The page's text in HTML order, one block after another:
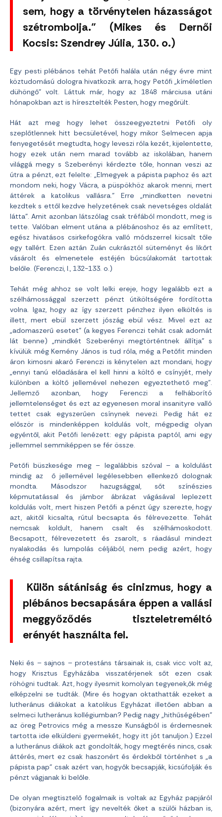
sem, hogy a törvénytelen házasságot
szétrombolja.” (Mikes és Dernői
Kocsis: Szendrey Júlia, 130. o.)
Egy pesti plébános tehát Petőfi halála után négy évre mint
köztudomású dologra hivatkozik arra, hogy Petőfi „kíméletlen
dühöngő” volt. Láttuk már, hogy az 1848 márciusa utáni
hónapokban azt is híresztelték Pesten, hogy megőrült.
Hát azt meg hogy lehet összeegyeztetni Petőfi oly
szeplőtlennek hitt becsületével, hogy mikor Selmecen apja
fenyegetését megtudta, hogy leveszi róla kezét, kijelentette,
hogy ezek után nem marad tovább az iskolában, hanem
világgá megy s Szeberényi kérdezte tőle, honnan veszi az
útra a pénzt, ezt felelte: „Elmegyek a pápista paphoz és azt
mondom neki, hogy Vácra, a püspökhöz akarok menni, mert
áttérek a katolikus vallásra.” Erre „mindketten nevetni
kezdtek s ettől kezdve helyzetének csak nevetséges oldalát
látta”. Amit azonban látszólag csak tréfából mondott, meg is
tette. Valóban elment utána a plébánoshoz és az említett,
egész hivatásos csirkefogókra valló módszerrel kicsalt tőle
egy tallért. Ezen aztán Zuán cukrásztól süteményt és likőrt
vásárolt és elmenetele estéjén búcsúlakomát tartottak
belőle. (Ferenczi, I., 132-133. o.)
Tehát még ahhoz se volt lelki ereje, hogy legalább ezt a
szélhámossággal szerzett pénzt útiköltségére fordította
volna. Igaz, hogy az így szerzett pénzhez ilyen elköltés is
illett, mert ebül szerzett jószág ebül vész. Mivel ezt az
„adomaszerű esetet” (a kegyes Ferenczi tehát csak adomát
lát benne) „mindkét Szeberényi megtörténtnek állítja” s
kívülük még Kemény János is tud róla, még a Petőfit minden
áron kimosni akaró Ferenczi is kénytelen azt mondani, hogy
„ennyi tanú előadására el kell hinni a költő e csínyjét, mely
különben a költő jellemével nehezen egyeztethető meg”.
Jellemző azonban, hogy Ferenczi a felháborító
jellemtelenséget és ezt az egyenesen moral insanityre valló
tettet csak egyszerűen csínynek nevezi. Pedig hát ez
először is mindenképpen koldulás volt, mégpedig olyan
egyéntől, akit Petőfi lenézett: egy pápista paptól, ami egy
jellemmel semmiképpen se fér össze.
Petőfi büszkesége meg – legalábbis szóval – a koldulást
mindig az ő jellemével legélesebben ellenkező dolognak
mondta. Másodszor hazugsággal, sőt színészies
képmutatással és jámbor ábrázat vágásával leplezett
koldulás volt, mert hiszen Petőfi a pénzt úgy szerezte, hogy
azt, akitől kicsalta, rútul becsapta és félrevezette. Tehát
nemcsak koldult, hanem csalt és szélhámoskodott.
Becsapott, félrevezetett és zsarolt, s ráadásul mindezt
nyalakodás és lumpolás céljából, nem pedig azért, hogy
éhség csillapítsa rajta.
Külön sátániság és cinizmus, hogy a
plébános becsapására éppen a vallási
meggyőződés tiszteletreméltó
erényét használta fel.
Neki és – sajnos – protestáns társainak is, csak vicc volt az,
hogy Krisztus Egyházába visszatérjenek sőt ezen csak
röhögni tudtak. Azt, hogy ilyesmit komolyan tegyenek,ők még
elképzelni se tudták. (Mire és hogyan oktathatták ezeket a
lutheránus diákokat a katolikus Egyházat illetően abban a
selmeci lutheránus kollégiumban? Pedig nagy „hithűségében”
az öreg Petrovics még a messze Kunságból is érdemesnek
tartotta ide elküldeni gyermekét, hogy itt jót tanuljon.) Ezzel
a lutheránus diákok azt gondolták, hogy megtérés nincs, csak
áttérés, mert ez csak haszonért és érdekből történhet s „a
pápista pap” csak azért van, hogyők becsapják, kicsúfolják és
pénzt vágjanak ki belőle.
De olyan megtisztelő fogalmaik is voltak az Egyház papjáról
(bizonyára azért, mert így nevelték őket a szülői házban is,